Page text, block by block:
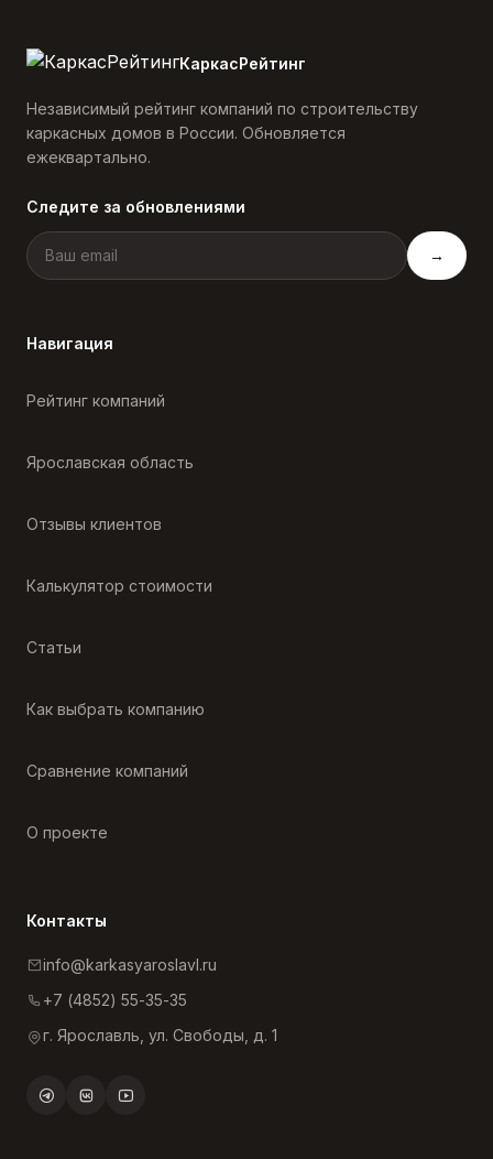
КаркасРейтинг
Независимый рейтинг компаний по строительству
каркасных домов в России. Обновляется
ежеквартально.
Следите за обновлениями
→
Навигация
Рейтинг компаний
Ярославская область
Отзывы клиентов
Калькулятор стоимости
Статьи
Как выбрать компанию
Сравнение компаний
О проекте
Контакты
info@karkasyaroslavl.ru
+7 (4852) 55-35-35
г. Ярославль, ул. Свободы, д. 1